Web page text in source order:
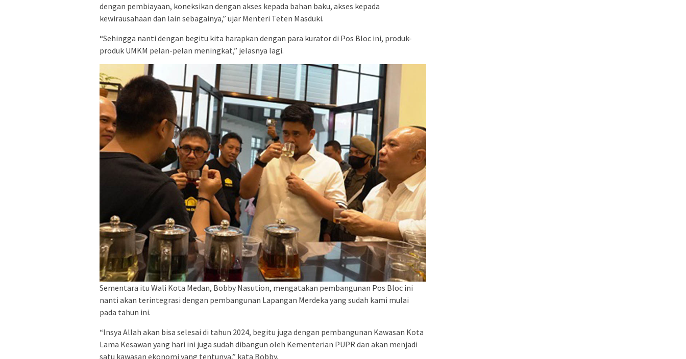
dengan pembiayaan, koneksikan dengan akses kepada bahan baku, akses kepada
kewirausahaan dan lain sebagainya,” ujar Menteri Teten Masduki.
“Sehingga nanti dengan begitu kita harapkan dengan para kurator di Pos Bloc ini, produk-
produk UMKM pelan-pelan meningkat,” jelasnya lagi.
Sementara itu Wali Kota Medan, Bobby Nasution, mengatakan pembangunan Pos Bloc ini
nanti akan terintegrasi dengan pembangunan Lapangan Merdeka yang sudah kami mulai
pada tahun ini.
“Insya Allah akan bisa selesai di tahun 2024, begitu juga dengan pembangunan Kawasan Kota
Lama Kesawan yang hari ini juga sudah dibangun oleh Kementerian PUPR dan akan menjadi
satu kawasan ekonomi yang tentunya,” kata Bobby.